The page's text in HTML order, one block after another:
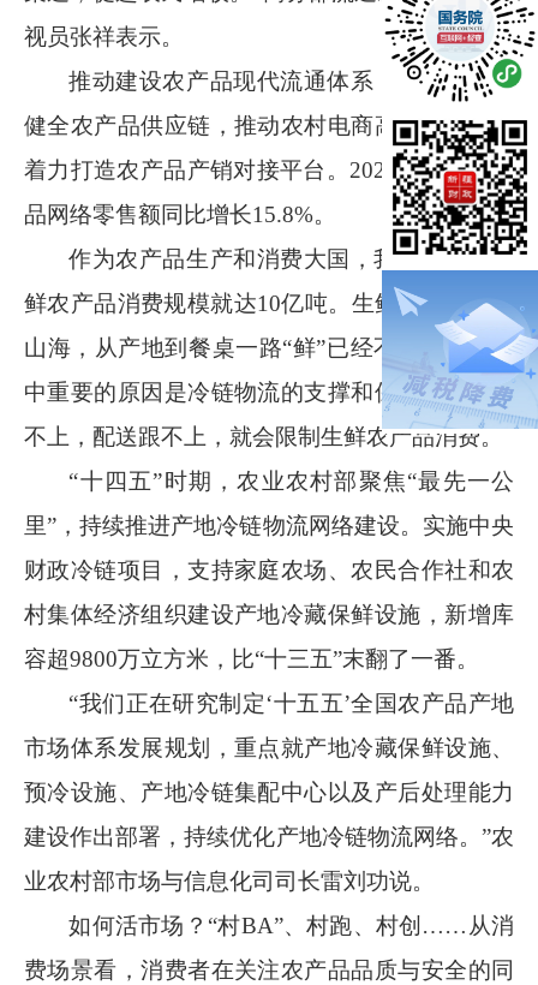
视员张祥表示。
推动建设农产品现代流通体系，商务部加快
健全农产品供应链，推动农村电商高质量发展，
着力打造农产品产销对接平台。2024年全国农产
品网络零售额同比增长15.8%。
作为农产品生产和消费大国，我国每年仅生
鲜农产品消费规模就达10亿吨。生鲜农产品跨越
山海，从产地到餐桌一路“鲜”已经不是问题，其
中重要的原因是冷链物流的支撑和保障。冷链跟
不上，配送跟不上，就会限制生鲜农产品消费。
“十四五”时期，农业农村部聚焦“最先一公
里”，持续推进产地冷链物流网络建设。实施中央
财政冷链项目，支持家庭农场、农民合作社和农
村集体经济组织建设产地冷藏保鲜设施，新增库
容超9800万立方米，比“十三五”末翻了一番。
“我们正在研究制定‘十五五’全国农产品产地
市场体系发展规划，重点就产地冷藏保鲜设施、
预冷设施、产地冷链集配中心以及产后处理能力
建设作出部署，持续优化产地冷链物流网络。”农
业农村部市场与信息化司司长雷刘功说。
如何活市场？ “村BA”、村跑、村创……从消
费场景看，消费者在关注农产品品质与安全的同